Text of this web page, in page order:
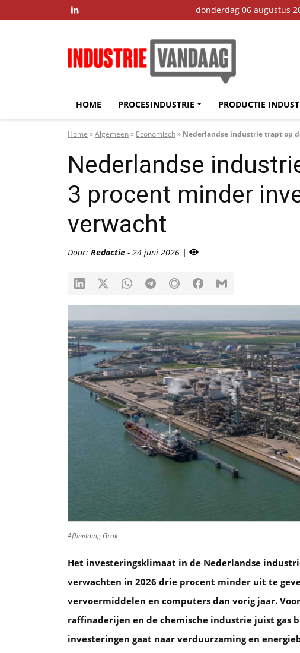
 donderdag 06 augustus
HOME PROCESINDUSTRIE PRODUCTIE
Home »Algemeen» Economisch» Nederlandse industrie trapt op
Nederlandse
3 procent minder
verwacht
Door: Redactie - 24 juni 2026 |
Afbeelding Grok
Het investeringsklimaat in de Nederlandse
verwachten in 2026 drie procent minder uit te
vervoermiddelen en computers dan vorig jaar.
raffinaderijen en de chemische industrie juist gas
investeringen gaat naar verduurzaming en